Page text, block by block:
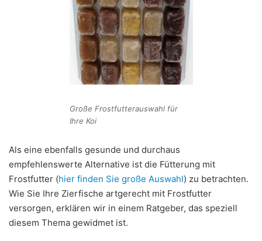
Große Frostfutterauswahl für
Ihre Koi
Als eine ebenfalls gesunde und durchaus
empfehlenswerte Alternative ist die Fütterung mit
Frostfutter (hier finden Sie große Auswahl) zu betrachten.
Wie Sie Ihre Zierfische artgerecht mit Frostfutter
versorgen, erklären wir in einem Ratgeber, das speziell
diesem Thema gewidmet ist.